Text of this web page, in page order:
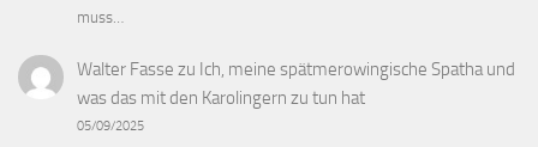
muss…
Walter Fasse zu Ich, meine spätmerowingische Spatha und
was das mit den Karolingern zu tun hat
05/09/2025